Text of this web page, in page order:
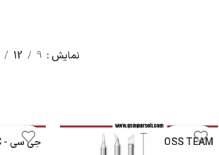
نمایش 9
12
OSS TEAM جی سی - JC